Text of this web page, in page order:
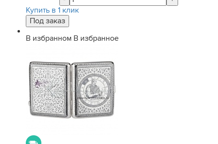
Купить в 1 клик
В избранном В избранное